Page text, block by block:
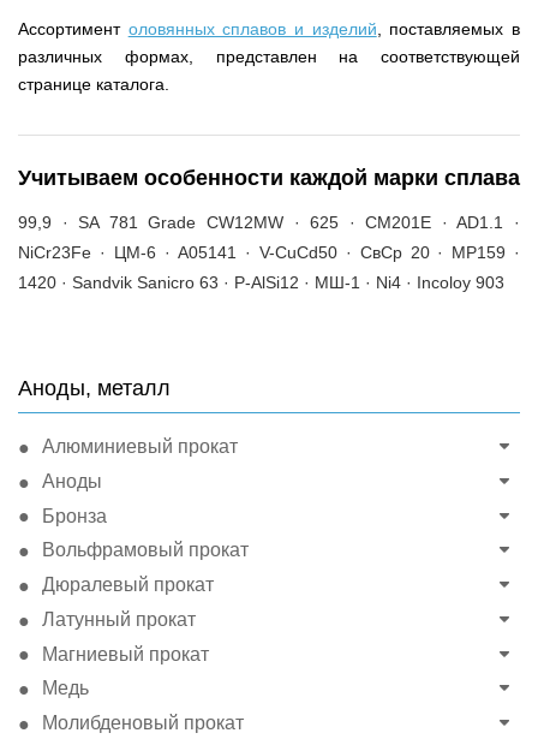
Аноды, металл
Алюминиевый прокат
Аноды
Бронза
Вольфрамовый прокат
Дюралевый прокат
Латунный прокат
Магниевый прокат
Медь
Молибденовый прокат
Ассортимент оловянных сплавов и изделий , поставляемых в
различных формах, представлен на соответствующей
странице каталога.
Учитываем особенности каждой марки сплава
99,9 · SA 781 Grade CW12MW · 625 · CM201E · AD1.1 ·
NiCr23Fe · ЦМ-6 · A05141 · V-CuCd50 · СвСр 20 · MP159 ·
1420 · Sandvik Sanicro 63 · P-AlSi12 · МШ-1 · Ni4 · Incoloy 903